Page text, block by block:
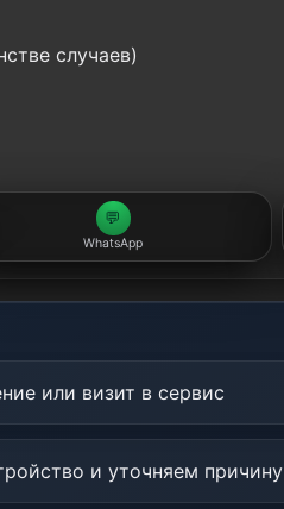
случаев)
💬
WhatsApp
или визит в сервис
и уточняем причину